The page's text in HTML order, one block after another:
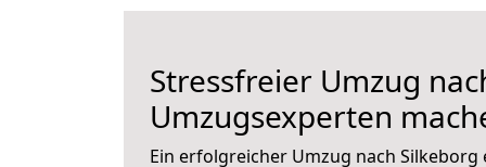
Stressfreier Umzug
Umzugsexperten
Ein erfolgreicher Umzug nach